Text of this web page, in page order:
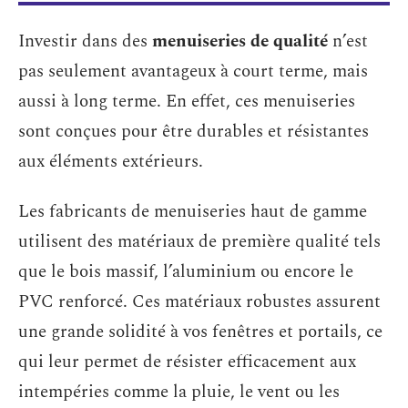
Investir dans des menuiseries de qualité n’est
pas seulement avantageux à court terme, mais
aussi à long terme. En effet, ces menuiseries
sont conçues pour être durables et résistantes
aux éléments extérieurs.
Les fabricants de menuiseries haut de gamme
utilisent des matériaux de première qualité tels
que le bois massif, l’aluminium ou encore le
PVC renforcé. Ces matériaux robustes assurent
une grande solidité à vos fenêtres et portails, ce
qui leur permet de résister efficacement aux
intempéries comme la pluie, le vent ou les